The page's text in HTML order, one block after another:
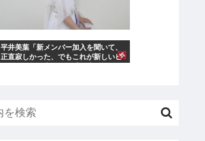
平井美葉「新メンバー加入を聞いて、
正直寂しかった、でもこれが新しいビ